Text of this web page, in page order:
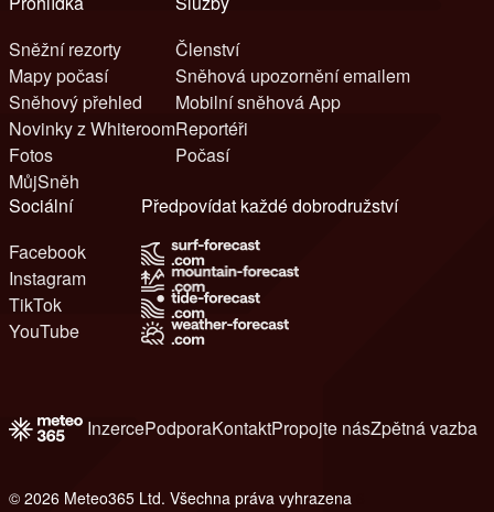
Sněžní rezorty
Mapy počasí
Sněhový přehled
Novinky z Whiteroom
Fotos
MůjSněh
Členství
Sněhová upozornění emailem
Mobilní sněhová App
Reportéři
Počasí
Sociální
Facebook
Instagram
TikTok
YouTube
Předpovídat každé dobrodružství
InzercePodporaKontaktPropojte násZpětná vazba
© 2026 Meteo365 Ltd. Všechna práva vyhrazena